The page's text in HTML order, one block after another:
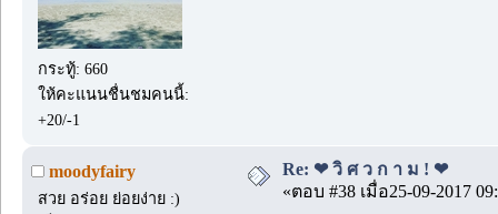
กระทู้: 660
ให้คะแนนชื่นชมคนนี้:
+20/-1
moodyfairy
สวย อร่อย ย่อยง่าย :)
Re: ❤ วิ ศ ว ก า ม ! ❤
«ตอบ #38 เมื่อ25-09-2017